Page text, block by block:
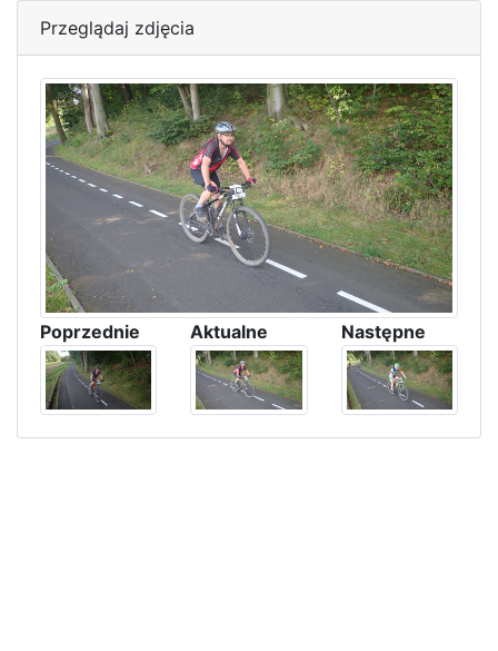
Przeglądaj zdjęcia
Poprzednie Aktualne Następne